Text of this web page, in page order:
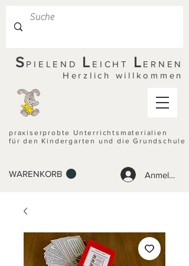
S PIELEND L EICHT L ERNEN
Herzlich willkommen
praxiserprobte Unterrichtsmaterialien
für den Kindergarten und die Grundschule
WARENKORB Anmelden